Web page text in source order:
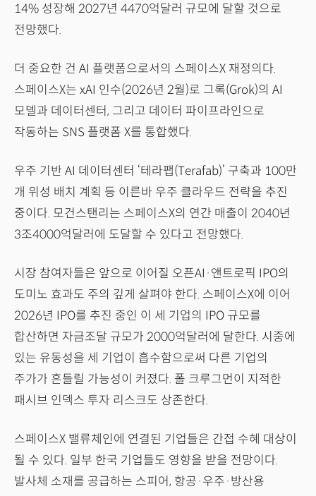
14% 성장해 2027년 4470억달러 규모에 달할 것으로
전망했다.
더 중요한 건 AI 플랫폼으로서의 스페이스X 재정의다.
스페이스X는 xAI 인수(2026년 2월)로 그록(Grok)의 AI
모델과 데이터센터, 그리고 데이터 파이프라인으로
작동하는 SNS 플랫폼 X를 통합했다.
우주 기반 AI 데이터센터 ‘테라팹(Terafab)’ 구축과 100만
개 위성 배치 계획 등 이른바 우주 클라우드 전략을 추진
중이다. 모건스탠리는 스페이스X의 연간 매출이 2040년
3조4000억달러에 도달할 수 있다고 전망했다.
시장 참여자들은 앞으로 이어질 오픈AI·앤트로픽 IPO의
도미노 효과도 주의 깊게 살펴야 한다. 스페이스X에 이어
2026년 IPO를 추진 중인 이 세 기업의 IPO 규모를
합산하면 자금조달 규모가 2000억달러에 달한다. 시중에
있는 유동성을 세 기업이 흡수함으로써 다른 기업의
주가가 흔들릴 가능성이 커졌다. 폴 크루그먼이 지적한
패시브 인덱스 투자 리스크도 상존한다.
스페이스X 밸류체인에 연결된 기업들은 간접 수혜 대상이
될 수 있다. 일부 한국 기업들도 영향을 받을 전망이다.
발사체 소재를 공급하는 스피어, 항공·우주·방산용